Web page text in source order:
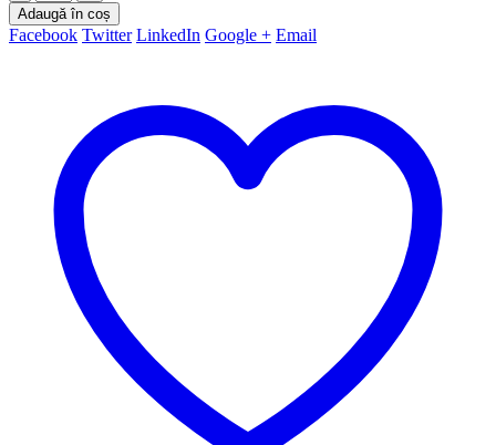
Adaugă în coș
Facebook Twitter LinkedIn Google + Email